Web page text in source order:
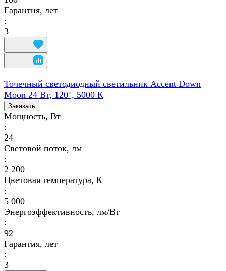
Гарантия, лет
:
3
Точечный светодиодный светильник Accent Down
Moon 24 Вт, 120°, 5000 К
Заказать
Мощность, Вт
:
24
Световой поток, лм
:
2 200
Цветовая температура, К
:
5 000
Энергоэффективность, лм/Вт
:
92
Гарантия, лет
:
3